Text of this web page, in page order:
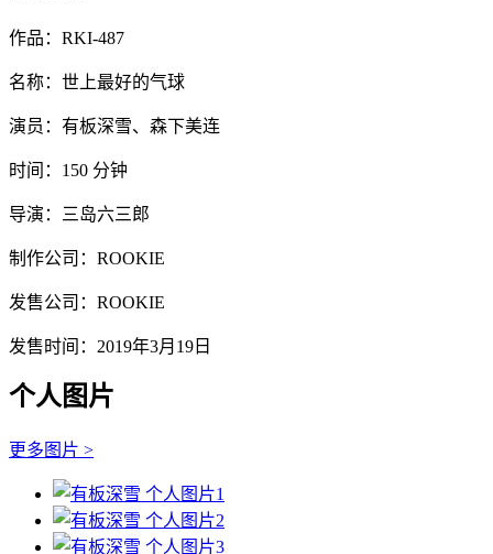
作品：RKI-487
名称：世上最好的气球
演员：有板深雪、森下美连
时间：150 分钟
导演：三岛六三郎
制作公司：ROOKIE
发售公司：ROOKIE
发售时间：2019年3月19日
个人图片
更多图片 >